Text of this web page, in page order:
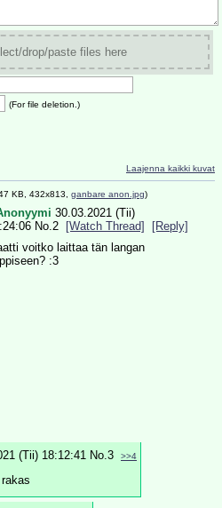
drop/paste files here
(For file deletion.)
Laajenna kaikki kuvat
KB, 432x813, ganbare anon.jpg)
30.03.2021 (Tii)
No. 2 [Watch Thread]
[Reply]
voitko laittaa tän langan
:3
(Tii) 18:12:41 No. 3 >>4